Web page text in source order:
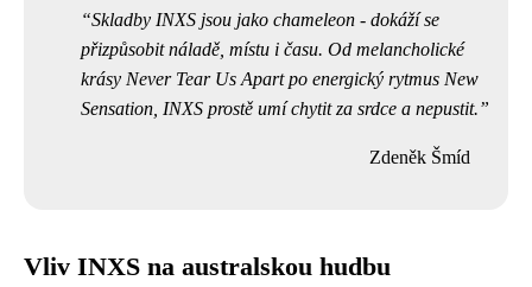
Skladby INXS jsou jako chameleon - dokáží se
přizpůsobit náladě, místu i času. Od melancholické
krásy Never Tear Us Apart po energický rytmus New
Sensation, INXS prostě umí chytit za srdce a nepustit.
Zdeněk Šmíd
Vliv INXS na australskou hudbu